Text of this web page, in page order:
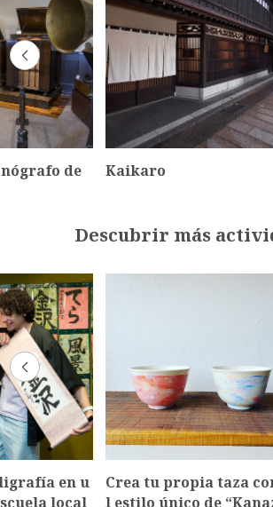
de Kaikaro
Descubrir más
en u
local
Crea tu propia taza
l estilo único de